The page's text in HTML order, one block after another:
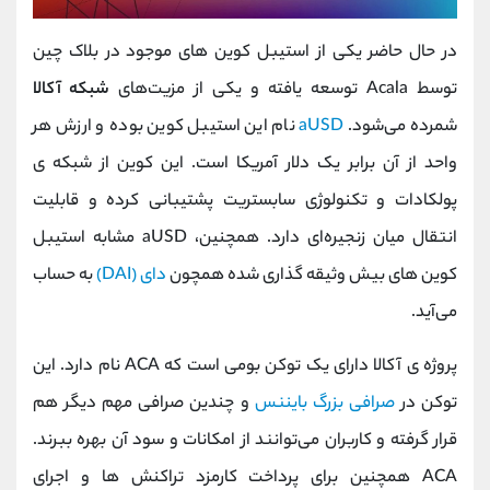
در حال حاضر یکی از استیبل کوین‌ های موجود در بلاک چین
توسط Acala توسعه یافته و یکی از مزیت‌های
شبکه‌‌ ‌آکالا
شمرده می‌شود.aUSDنام این استیبل کوین بوده و ارزش هر
واحد از آن برابر یک دلار آمریکا است. این کوین از شبکه‌ ی
پولکادات و تکنولوژی سابستریت پشتیبانی کرده و قابلیت
انتقال میان‌ زنجیره‌ای دارد. همچنین، aUSD مشابه استیبل
کوین‌ های بیش‌ وثیقه‌ گذاری شده همچوندای (DAI)
به حساب
می‌آید.
پروژه‌ ی آکالا دارای یک توکن بومی است که ACA نام دارد. این
توکن درصرافی بزرگ بایننس و چندین صرافی مهم دیگر هم
قرار گرفته و کاربران می‌توانند از امکانات و سود آن بهره ببرند.
ACA همچنین برای پرداخت کارمزد تراکنش‌ ها و اجرای